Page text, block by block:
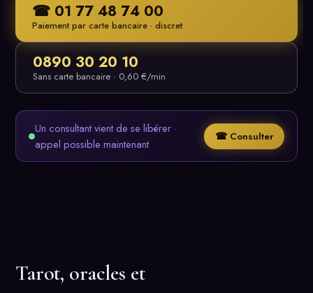
☎ 01 77 48 74 00
Paiement par carte bancaire · discret
0890 30 20 10
Sans carte bancaire · 0,60 €/min
Un consultant vient de se libérer ·
appel possible maintenant
☎ Consulter
Tarot, oracles et